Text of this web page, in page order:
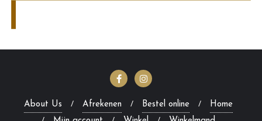
About Us Afrekenen Bestel online
Home